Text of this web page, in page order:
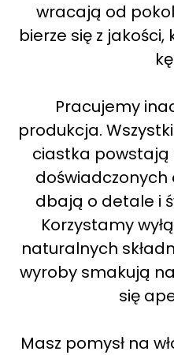
wracają od
bierze się z
Pracujemy
produkcja.
ciastka powstają
doświadczonych
dbają o detale i
Korzystamy
naturalnych
wyroby smakują
się
Masz pomysł na